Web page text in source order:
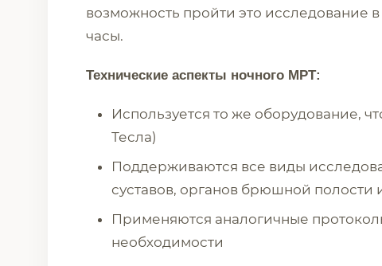
возможность пройти это исследование
часы.
Технические аспекты ночного МРТ:
Используется то же оборудование,
Тесла)
Поддерживаются все виды
суставов, органов брюшной полости
Применяются аналогичные
необходимости